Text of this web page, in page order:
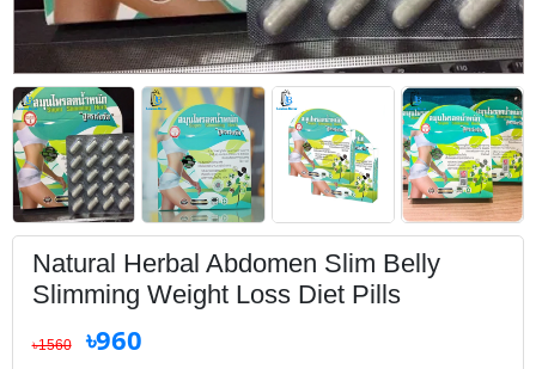
Natural Herbal Abdomen Slim Belly
Slimming Weight Loss Diet Pills
৳1560 ৳960